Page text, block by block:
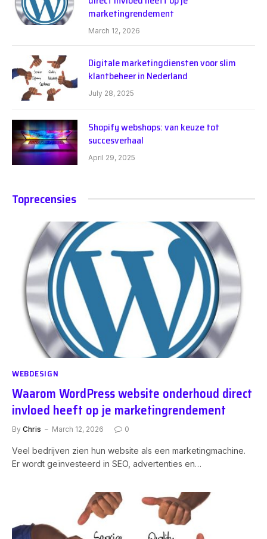
marketingrendement
March 12, 2026
Digitale marketingdiensten voor slim
klantbeheer in Nederland
July 28, 2025
Shopify webshops: van keuze tot
succesverhaal
April 29, 2025
Toprecensies
WEBDESIGN
Waarom WordPress website onderhoud direct
invloed heeft op je marketingrendement
By Chris March 12, 2026 0
Veel bedrijven zien hun website als een marketingmachine.
Er wordt geïnvesteerd in SEO, advertenties en…